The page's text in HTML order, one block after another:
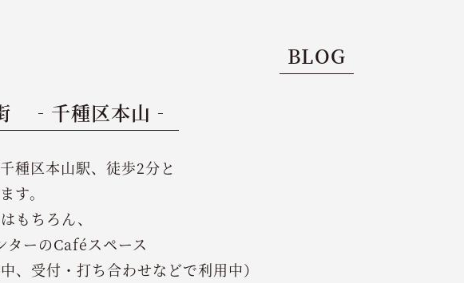
BLOG
‐千種区本山‐
種区本山駅、徒歩2分と
す。
もちろん、
ターのCaféスペース
、受付・打ち合わせなどで利用中）